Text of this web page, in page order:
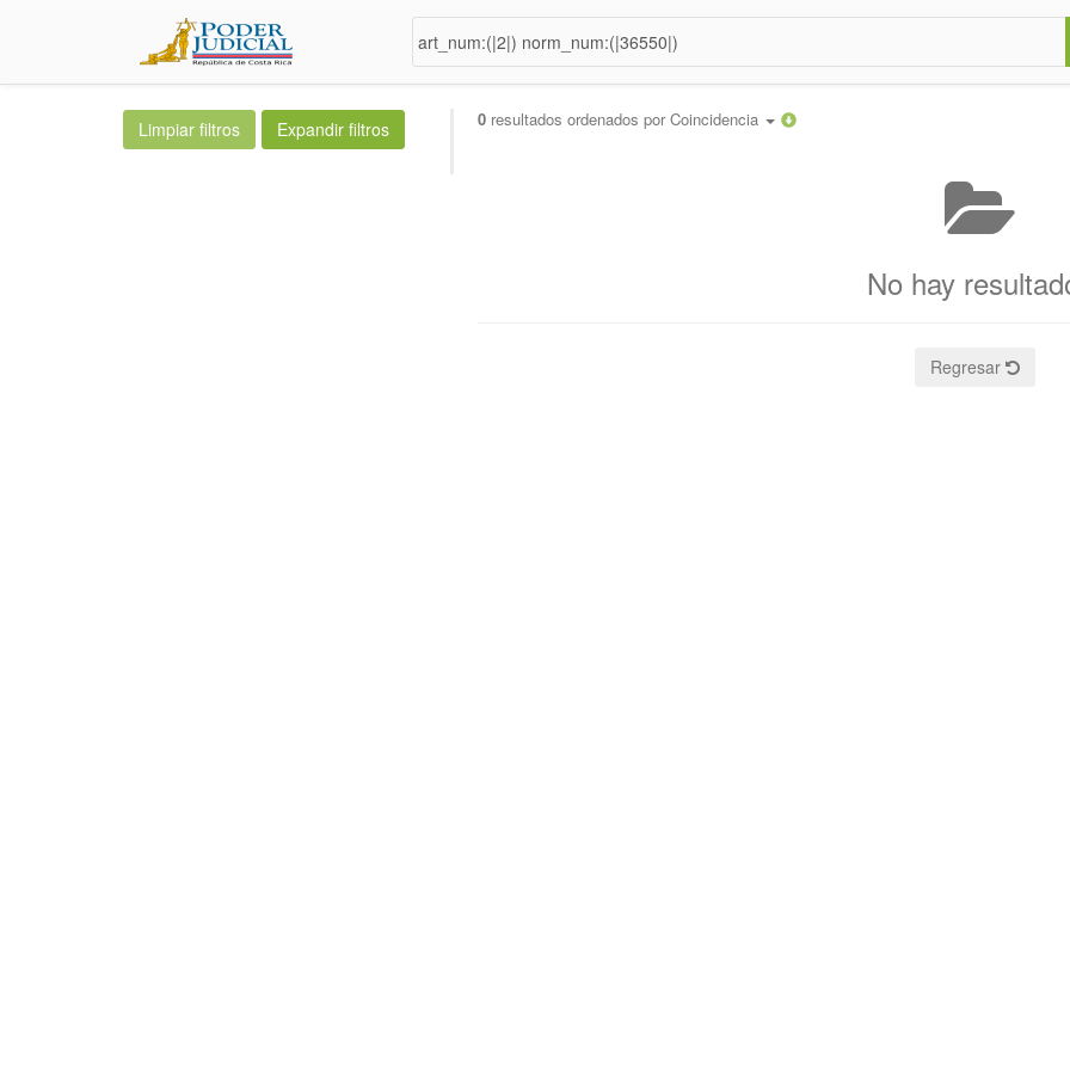
0resultados ordenados por Coincidencia
No hay
Regresar